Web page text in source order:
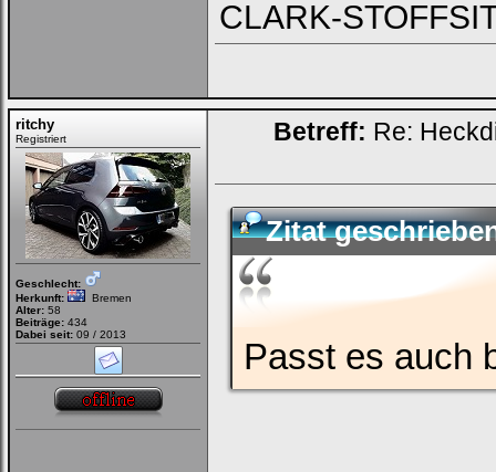
CLARK-
ritchy
Registriert
Geschlecht:
Herkunft:
Bremen
Alter: 58
Beiträge: 434
Dabei seit: 09 / 2013
Betreff: Re:
Zitat
Passt es auch